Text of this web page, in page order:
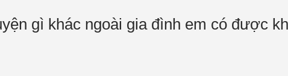
gì khác ngoài gia đình em có được